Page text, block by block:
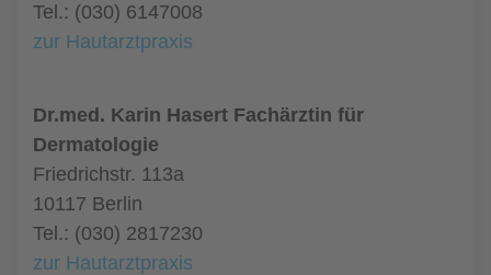
Tel.: (030) 6147008
zur Hautarztpraxis
Dr.med. Karin Hasert Fachärztin für
Dermatologie
Friedrichstr. 113a
10117 Berlin
Tel.: (030) 2817230
zur Hautarztpraxis